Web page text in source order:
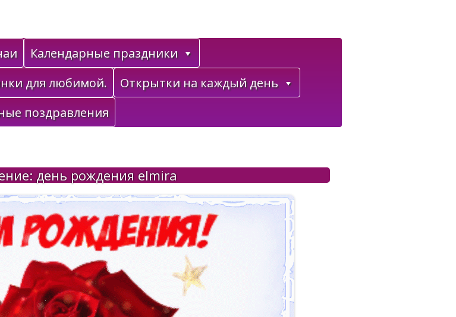
Календарные праздники
для любимой.
Открытки на каждый день
поздравления
день рождения elmira